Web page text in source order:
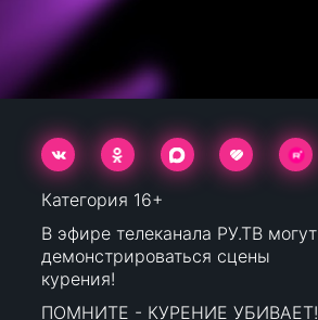
Категория 16+
В эфире телеканала РУ.ТВ могут
демонстрироваться сцены
курения!
ПОМНИТЕ - КУРЕНИЕ УБИВАЕТ!